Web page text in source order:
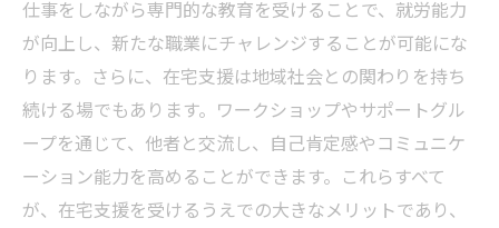
仕事をしながら専門的な教育を受けることで、就労能力
が向上し、新たな職業にチャレンジすることが可能にな
ります。さらに、在宅支援は地域社会との関わりを持ち
続ける場でもあります。ワークショップやサポートグル
ープを通じて、他者と交流し、自己肯定感やコミュニケ
ーション能力を高めることができます。これらすべて
が、在宅支援を受けるうえでの大きなメリットであり、